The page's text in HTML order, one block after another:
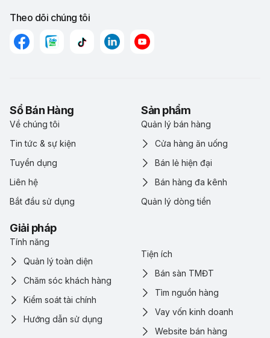
Theo dõi chúng tôi
Sổ Bán Hàng
Về chúng tôi
Tin tức & sự kiện
Tuyển dụng
Liên hệ
Bắt đầu sử dụng
Sản phẩm
Quản lý bán hàng
Cửa hàng ăn uống
Bán lẻ hiện đại
Bán hàng đa kênh
Quản lý dòng tiền
Giải pháp
Tính năng
Quản lý toàn diện
Chăm sóc khách hàng
Kiểm soát tài chính
Hướng dẫn sử dụng
Tiện ích
Bán sàn TMĐT
Tìm nguồn hàng
Vay vốn kinh doanh
Website bán hàng